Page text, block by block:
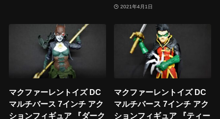
2021年4月1日
マクファーレントイズ DC
マルチバース 7インチ アク
ションフィギュア 『ダーク
マクファーレントイズ DC
マルチバース 7インチ アク
ションフィギュア 『ティー